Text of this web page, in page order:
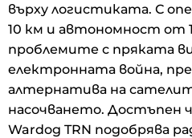
върху логистиката. С
10 км и автономност от
проблемите с пряката
електронната война,
алтернатива на
насочването. Достъпен
Wardog TRN подобрява